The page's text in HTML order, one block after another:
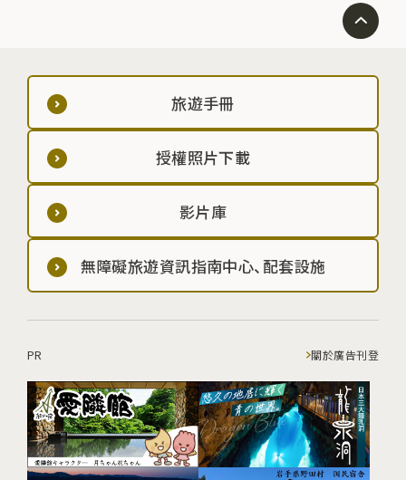
旅遊手冊
授權照片下載
影片庫
無障礙旅遊資訊指南中心、配套設施
PR 關於廣告刊登